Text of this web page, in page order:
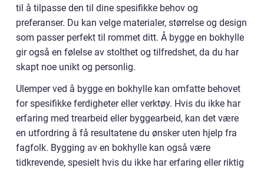
til å tilpasse den til dine spesifikke behov og
preferanser. Du kan velge materialer, størrelse og design
som passer perfekt til rommet ditt. Å bygge en bokhylle
gir også en følelse av stolthet og tilfredshet, da du har
skapt noe unikt og personlig.
Ulemper ved å bygge en bokhylle kan omfatte behovet
for spesifikke ferdigheter eller verktøy. Hvis du ikke har
erfaring med trearbeid eller byggearbeid, kan det være
en utfordring å få resultatene du ønsker uten hjelp fra
fagfolk. Bygging av en bokhylle kan også være
tidkrevende, spesielt hvis du ikke har erfaring eller riktig